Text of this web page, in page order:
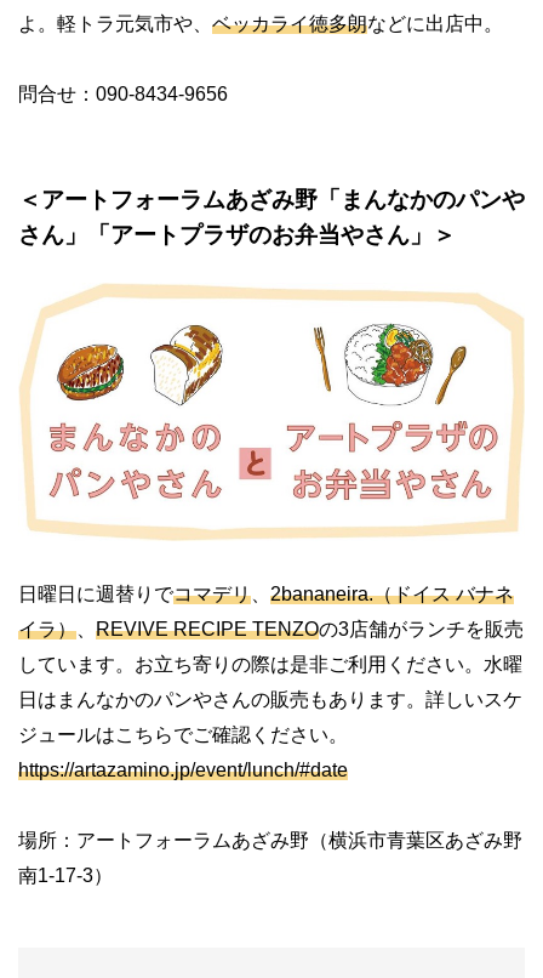
よ。軽トラ元気市や、 ベッカライ徳多朗などに出店中。
問合せ：090-8434-9656
＜アートフォーラムあざみ野「まんなかのパンや
さん」「アートプラザのお弁当やさん」＞
日曜日に週替りでコマデリ
2bananeira.（ドイス バナネ
イラ）
REVIVE RECIPE TENZOの3店舗がランチを販売
しています。お立ち寄りの際は是非ご利用ください。水曜
日はまんなかのパンやさんの販売もあります。詳しいスケ
ジュールはこちらでご確認ください。
https://artazamino.jp/event/lunch/#date
場所：アートフォーラムあざみ野（横浜市青葉区あざみ野
南1-17-3）